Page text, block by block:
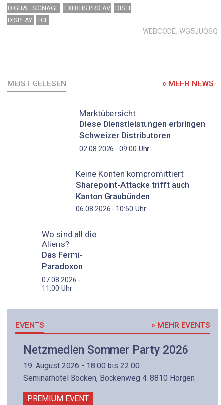
DIGITAL SIGNAGE EXERTIS PRO AV
DISTI
DISPLAY
TCL
WEBCODE WG5UUQSQ
MEIST GELESEN » MEHR NEWS
Marktübersicht
Diese Dienstleistungen erbringen
Schweizer Distributoren
02.08.2026 - 09:00 Uhr
Keine Konten kompromittiert
Sharepoint-Attacke trifft auch
Kanton Graubünden
06.08.2026 - 10:50 Uhr
Wo sind all die
Aliens?
Das Fermi-
Paradoxon
07.08.2026 -
11:00 Uhr
EVENTS » MEHR EVENTS
Netzmedien Sommer Party 2026
19. August 2026 - 18:00 bis 22:00
Seminarhotel Bocken, Bockenweg 4, 8810 Horgen
PREMIUM EVENT